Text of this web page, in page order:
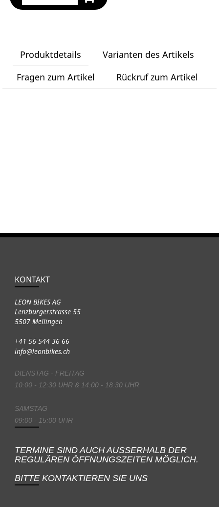
Produktdetails
Varianten des Artikels
Fragen zum Artikel
Rückruf zum Artikel
KONTAKT
LEON BIKES AG
Lenzburgerstrasse 55
5507 Mellingen
+41 56 544 36 66
info@leonbikes.ch
DIENSTAG - FREITAG
10:00 - 12:30 UHR & 14:00 - 18:30 UHR
SAMSTAG
09:00 - 15:00 UHR
TERMINE SIND AUCH AUSSERHALB DER
REGULÄREN ÖFFNUNGSZEITEN MÖGLICH.
BITTE KONTAKTIEREN SIE UNS